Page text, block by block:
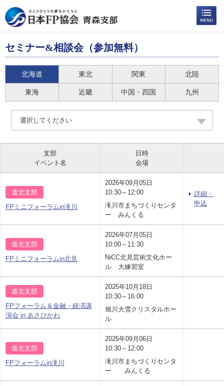
セミナー&相談会（参加無料）
北海道 東北 関東 北陸
東海 近畿 中国・四国 九州
選択してください
支部
イベント名
日時
会場
道北支部
FPミニフォーラムin滝川
2026年09月05日
10:30～12:00
滝川市まちづくりセンタ
ー みんくる
詳細・
申込
道北支部
FPミニフォーラムin北見
2026年07月05日
10:00～11:30
NiCC北見芸術文化ホー
ル 大練習室
道北支部
FPフォーラム＆金融・経済講
演会 in あさひかわ
2025年10月18日
10:30～16:00
旭川大雪クリスタルホー
ル
道北支部
FPフォーラムin滝川
2025年09月06日
10:30～12:00
滝川市まちづくりセンタ
ー みんくる